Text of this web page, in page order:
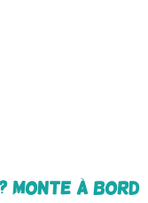
à bord